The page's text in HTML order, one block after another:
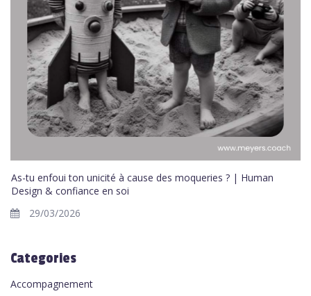
As-tu enfoui ton unicité à cause des moqueries ? | Human
Design & confiance en soi
29/03/2026
Categories
Accompagnement